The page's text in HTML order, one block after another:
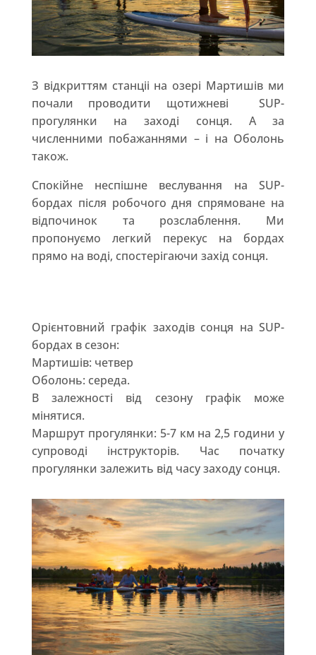
З відкриттям станціі на озері Мартишів ми
почали проводити щотижневі SUP-
прогулянки на заході сонця. А за
численними побажаннями – і на Оболонь
також.
Спокійне неспішне веслування на SUP-
бордах після робочого дня спрямоване на
відпочинок та розслаблення. Ми
пропонуємо легкий перекус на бордах
прямо на воді, спостерігаючи захід сонця.
Орієнтовний графік заходів сонця на SUP-
бордах в сезон:
Мартишів: четвер
Оболонь: середа.
В залежності від сезону графік може
мінятися.
Маршрут прогулянки: 5-7 км на 2,5 години у
супроводі інструкторів. Час початку
прогулянки залежить від часу заходу сонця.